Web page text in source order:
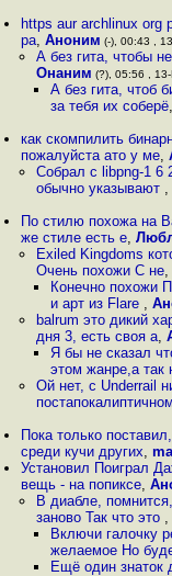
https aur archlinux org
pa,Аноним (-), 00:43 ,
А без гита, чтобы
Онаним (?), 05:56 ,
А без гита, чтоб
за тебя их соберё,
как скомпилить
пожалуйста ато у ме,
Собрал с libpng-1 6
обычно указывают ,
По стилю похожа на
же стиле есть е,
Exiled Kingdoms
Очень похожи С не,
Конечно похожи
и арт из Flare ,
balrum это дикий
дня 3, есть своя а,
Я бы не сказал
этом жанре,а так
Ой нет, с Underrail
Пока только
среди кучи других,
Установил Поиграл
вещь - на попиксе,
В диабле,
заново Так что это ,
Включи галочку
желаемое Но
Ещё один знаток